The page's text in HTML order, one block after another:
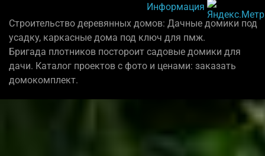
Информация
Строительство деревянных домов: Дачные домики под
усадку, каркасные дома под ключ для пмж.
Бригада плотников постороит садовые домики для
дачи. Каталог проектов с фото и ценами: заказать
домокомплект.